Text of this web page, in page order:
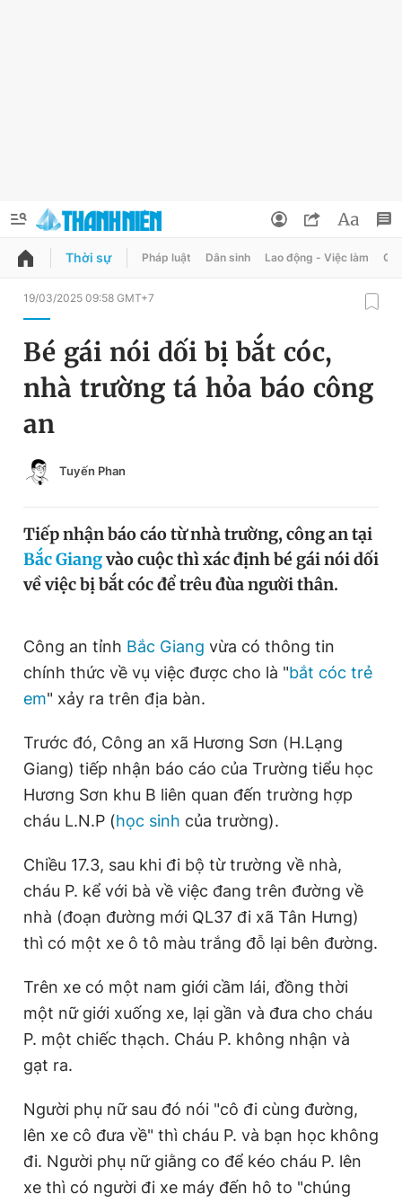
QUẢNG CÁO
Chuyên mục
Chuyên mục khác
Chào ngày mới
Tin thị trường
Video Magazine
Sản phẩm khác
Tiện ích Bạn cần biết
Thông tin tòa soạn Liên hệ quảng cáo
Đọc Thanh Niên trên điện thoại
0906 645 777 0908 780 404
Tổng biên tập: Nguyễn Ngọc Toàn
Phó tổng biên tập thường trực: Hải Thành
Phó tổng biên tập: Lâm Hiếu Dũng
Phó tổng biên tập: Trần Việt Hưng
Tổng thư ký tòa soạn: Đức Trung
Đổi mật khẩu
Tin đã lưu
Thời sự Pháp luật Dân sinh Lao động - Việc làm
19/03/2025 09:58 GMT+7
Bé gái nói dối bị bắt cóc,
nhà trường tá hỏa báo công
an
Tuyến Phan
Tiếp nhận báo cáo từ nhà trường, công an tại
Bắc Giangvào cuộc thì xác định bé gái nói dối
về việc bị bắt cóc để trêu đùa người thân.
Công an tỉnh Bắc Giang vừa có thông tin
chính thức về vụ việc được cho là "bắt cóc trẻ
em" xảy ra trên địa bàn.
Trước đó, Công an xã Hương Sơn (H.Lạng
Giang) tiếp nhận báo cáo của Trường tiểu học
Hương Sơn khu B liên quan đến trường hợp
cháu L.N.P (học sinh của trường).
Chiều 17.3, sau khi đi bộ từ trường về nhà,
cháu P. kể với bà về việc đang trên đường về
nhà (đoạn đường mới QL37 đi xã Tân Hưng)
thì có một xe ô tô màu trắng đỗ lại bên đường.
Trên xe có một nam giới cầm lái, đồng thời
một nữ giới xuống xe, lại gần và đưa cho cháu
P. một chiếc thạch. Cháu P. không nhận và
gạt ra.
Người phụ nữ sau đó nói "cô đi cùng đường,
lên xe cô đưa về" thì cháu P. và bạn học không
đi. Người phụ nữ giằng co để kéo cháu P. lên
xe thì có người đi xe máy đến hô to "chúng